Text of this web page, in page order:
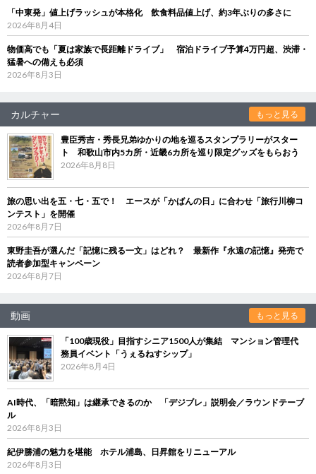
「中東発」値上げラッシュが本格化 飲食料品値上げ、約3年ぶりの多さに
2026年8月4日
物価高でも「夏は家族で長距離ドライブ」 宿泊ドライブ予算4万円超、渋滞・
猛暑への備えも必須
2026年8月3日
カルチャー もっと見る
豊臣秀吉・秀長兄弟ゆかりの地を巡るスタンプラリーがスター
ト 和歌山市内5カ所・近畿6カ所を巡り限定グッズをもらおう
2026年8月8日
旅の思い出を五・七・五で！ エースが「かばんの日」に合わせ「旅行川柳コ
ンテスト」を開催
2026年8月7日
東野圭吾が選んだ「記憶に残る一文」はどれ？ 最新作『永遠の記憶』発売で
読者参加型キャンペーン
2026年8月7日
動画 もっと見る
「100歳現役」目指すシニア1500人が集結 マンション管理代
務員イベント「うぇるねすシップ」
2026年8月4日
AI時代、「暗黙知」は継承できるのか 「デジブレ」説明会／ラウンドテーブ
ル
2026年8月3日
紀伊勝浦の魅力を堪能 ホテル浦島、日昇館をリニューアル
2026年8月3日